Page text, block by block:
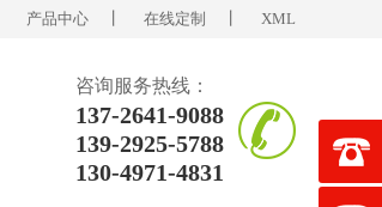
产品中心 在线定制 XML
咨询服务热线：
137-2641-9088
139-2925-5788
130-4971-4831